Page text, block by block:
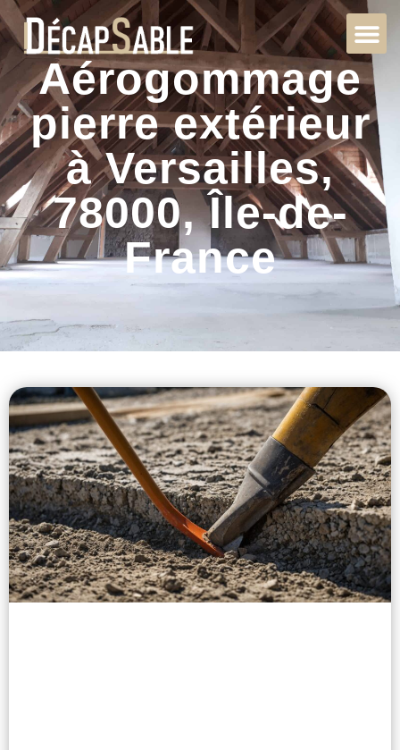
Aérogommage
pierre extérieur
à Versailles,
78000, Île-de-
France